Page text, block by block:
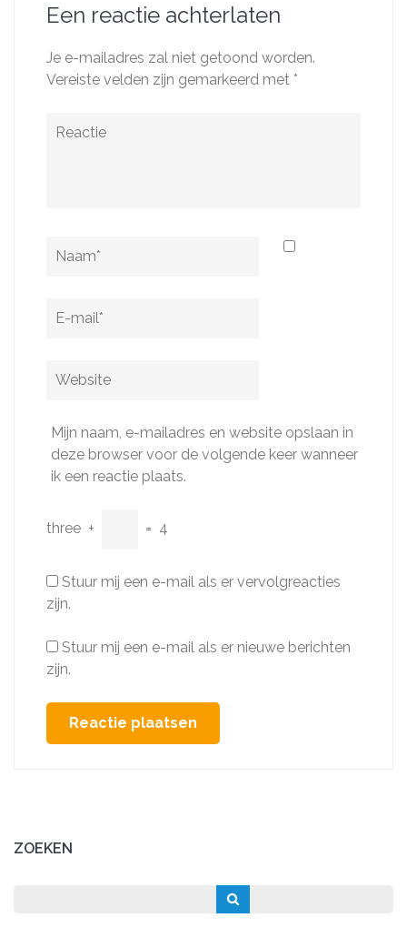
Een reactie achterlaten
Je e-mailadres zal niet getoond worden.
Vereiste velden zijn gemarkeerd met *
Mijn naam, e-mailadres en website opslaan in
deze browser voor de volgende keer wanneer
ik een reactie plaats.
three + = 4
Stuur mij een e-mail als er vervolgreacties
zijn.
Stuur mij een e-mail als er nieuwe berichten
zijn.
ZOEKEN